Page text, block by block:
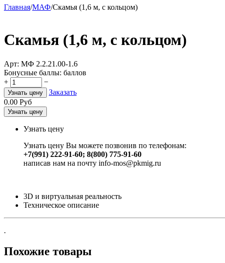
Главная/МАФ/Скамья (1,6 м, с кольцом)
Скамья (1,6 м, с кольцом)
Арт: МФ 2.2.21.00-1.6
Бонусные баллы: баллов
+
−
Узнать цену
Заказать
0.00 Руб
Узнать цену
Узнать цену
Узнать цену Вы можете позвонив по телефонам:
+7(991) 222-91-60; 8(800) 775-91-60
написав нам на почту info-mos@pkmig.ru
3D и виртуальная реальность
Техническое описание
.
Похожие товары